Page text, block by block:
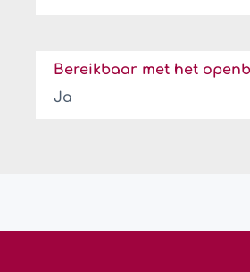
Bereikbaar met het
Ja